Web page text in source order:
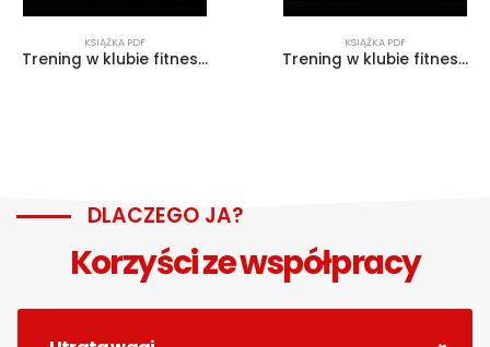
KSIĄŻKA PDF
Trening w klubie fitness dla osoby początkującej
KSIĄŻKA PDF
Trening w klubie fitness dla osoby średnio zaawansowanej
DLACZEGO JA?
Korzyści ze współpracy